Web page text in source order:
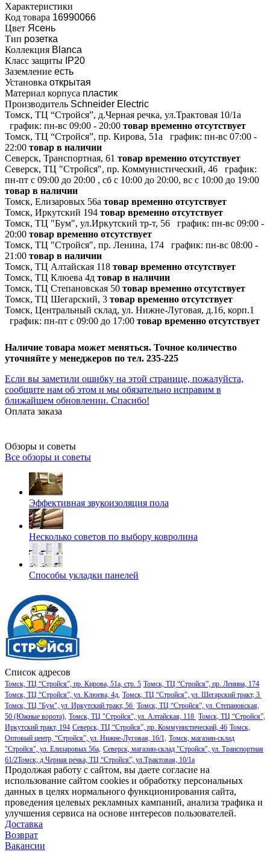
Характеристики
Код товара 16990066
Цвет Ясень
Тип розетка
Коллекция Blanca
Класс защиты IP20
Заземление есть
Установка открытая
Материал корпуса пластик
Производитель Schneider Electric
Томск, ТЦ “Стройся”, д.Черная речка, ул.Трактовая 10/1а
график: пн-вс 09:00 - 20:00 товар временно отсутствует
Томск, ТЦ “Стройся”, пр. Кирова, 51а
график: пн-вс 07:00 -
22:00 товар в наличии
Северск, Транспортная, 61 товар временно отсутствует
Северск, ТЦ "Стройся", пр. Коммунистический, 46
график:
пн-пт с 09:00 до 20:00 , сб с 10:00 до 20:00, вс с 10:00 до 19:00
товар в наличии
Томск, Елизаровых 56а товар временно отсутствует
Томск, Иркутский 194 товар временно отсутствует
Томск, ТЦ "Бум", ул.Иркутский тр-т, 56
график: пн-вс 09:00 -
20:00 товар временно отсутствует
Томск, ТЦ "Стройся", пр. Ленина, 174
график: пн-вс 08:00 -
21:00 товар в наличии
Томск, ТЦ Алтайская 118 товар временно отсутствует
Томск, ТЦ Клюева 4д товар в наличии
Томск, ТЦ Степановская 50 товар временно отсутствует
Томск, ТЦ Шегарский, 3 товар временно отсутствует
Томск, Центральный склад, ул. Нижне-Луговая, д.16, корп.1
график: пн-пт с 09:00 до 17:00 товар временно отсутствует
Наличие товара может меняться. Точное количество
уточняйте у менеджеров по тел. 235-225
Если вы заметили ошибку на этой странице, пожалуйста,
сообщите нам об этом и мы обязательно исправим в
ближайшем обновлении. Спасибо!
Оплата заказа
Обзоры и советы
Все обзоры и советы
Эффективная звукоизоляция пола
Несколько советов по выбору ковролина
Способы укладки панелей
Список адресов
Томск, ТЦ “Стройся”, пр. Кирова, 51а, стр. 5 Томск, ТЦ “Стройся”, пр. Ленина, 174
Томск, ТЦ “Стройся”, ул. Клюева, 4д, Томск, ТЦ “Стройся”, ул. Шегарский тракт, 3
Томск, ТЦ "Бум", ул. Иркутский тракт, 56 Томск, ТЦ “Стройся”, ул. Степановская,
50 (Южные ворота), Томск, ТЦ "Стройся", ул. Алтайская, 118 Томск, ТЦ “Стройся”,
Иркутский тракт, 194 Северск, ТЦ “Стройся”, пр. Коммунистический, 46 Томск,
Оптовый центр, “Стройся”, ул. Нижне-Луговая, 16/1, Томск, магазин-склад
"Стройся", ул. Елизаровых 56а, Северск, магазин-склад "Стройся", ул. Транспортная
61/2Томск, д.Черная речка, ТЦ “Стройся”, ул.Трактовая, 10/1а
Продолжая работу с сайтом, вы даете согласие на
использование сайтом cookies и обработку персональных
данных в целях нормального функционирования сайта,
проведения целевых рекламных кампаний, анализа трафика и
улучшения сервиса на основе интересов пользователей.
Доставка
Возврат
Вакансии